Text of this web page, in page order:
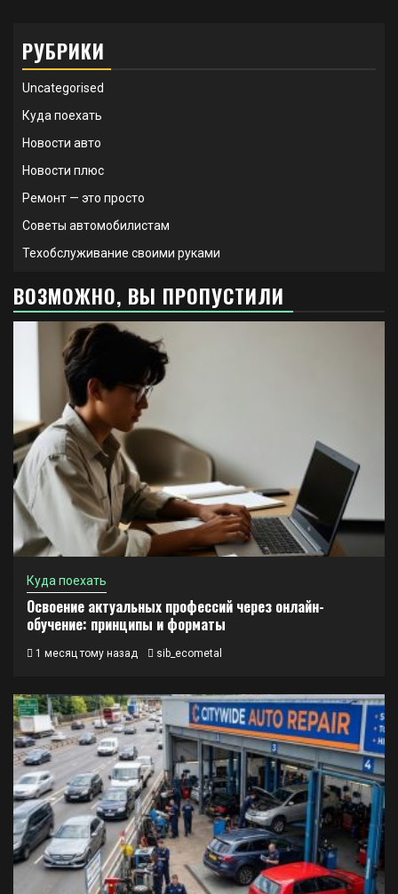
РУБРИКИ
Uncategorised
Куда поехать
Новости авто
Новости плюс
Ремонт — это просто
Советы автомобилистам
Техобслуживание своими руками
ВОЗМОЖНО, ВЫ ПРОПУСТИЛИ
Куда поехать
Освоение актуальных профессий через онлайн-
обучение: принципы и форматы
1 месяц тому назад sib_ecometal